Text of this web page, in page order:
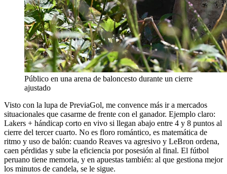
Público en una arena de baloncesto durante un cierre
ajustado
Visto con la lupa de PreviaGol, me convence más ir a mercados
situacionales que casarme de frente con el ganador. Ejemplo claro:
Lakers + hándicap corto en vivo si llegan abajo entre 4 y 8 puntos al
cierre del tercer cuarto. No es floro romántico, es matemática de
ritmo y uso de balón: cuando Reaves va agresivo y LeBron ordena,
caen pérdidas y sube la eficiencia por posesión al final. El fútbol
peruano tiene memoria, y en apuestas también: al que gestiona mejor
los minutos de candela, se le sigue.